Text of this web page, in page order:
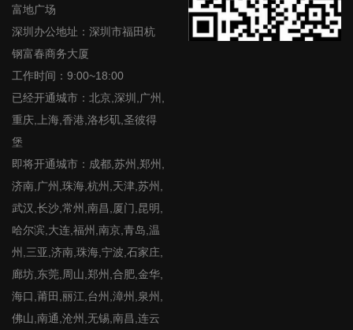
富地广场
深圳办公地址：深圳市福田杭
钢富春商务大厦
工作时间：9:00~18:00
已经开通城市：北京,深圳,广州,
重庆,上海,香港,洛杉矶,圣彼得
堡
即将开通城市：成都,苏州,郑州,
济南,广州,珠海,杭州,天津,苏州,
武汉,长沙,常州,南昌,厦门,昆明,
哈尔滨,大连,福州,南京,青岛,温
州,三亚,济南,珠海,宁波,石家庄,
廊坊,东莞,周山,郑州,合肥,金华,
海口,莆田,丽江,台州,漳州,泉州,
佛山,南通,沧州,无锡,南昌,连云